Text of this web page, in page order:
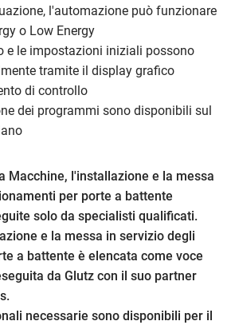
l'automazione può funzionare
o Low Energy
e le impostazioni iniziali possono
tramite il display grafico
di controllo
dei programmi sono disponibili sul
Macchine, l'installazione e la messa
per porte a battente
solo da specialisti qualificati.
e la messa in servizio degli
a battente è elencata come voce
da Glutz con il suo partner
necessarie sono disponibili per il